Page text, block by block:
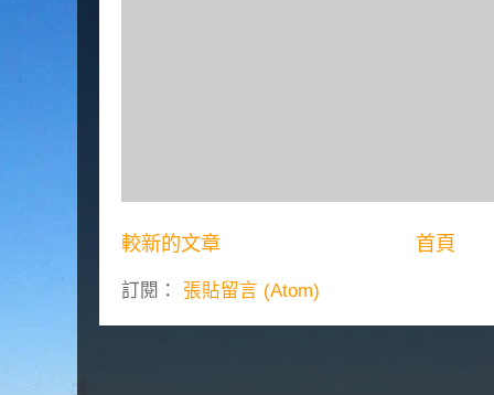
較新的文章 首頁
訂閱： 張貼留言 (Atom)